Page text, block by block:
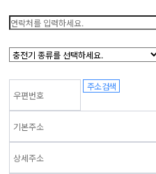
주소 검색